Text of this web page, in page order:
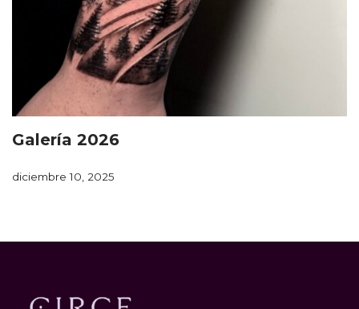
Galería 2026
diciembre 10, 2025